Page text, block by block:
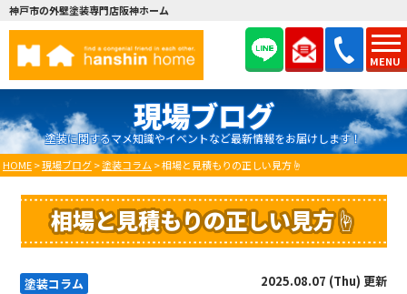
MENU
神戸市の外壁塗装専門店阪神ホーム
現場ブログ
塗装に関するマメ知識やイベントなど最新情報をお届けします！
HOME>現場ブログ>塗装コラム >相場と見積もりの正しい見方☝️
相場と見積もりの正しい見方☝️
塗装コラム 2025.08.07 (Thu) 更新